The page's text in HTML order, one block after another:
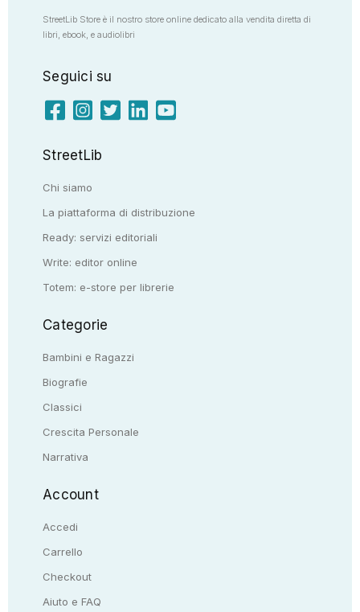
StreetLib Store è il nostro store online dedicato alla vendita diretta di
libri, ebook, e audiolibri
Seguici su
StreetLib
Chi siamo
La piattaforma di distribuzione
Ready: servizi editoriali
Write: editor online
Totem: e-store per librerie
Categorie
Bambini e Ragazzi
Biografie
Classici
Crescita Personale
Narrativa
Account
Accedi
Carrello
Checkout
Aiuto e FAQ